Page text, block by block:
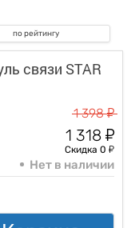
по рейтингу
связи STAR
1 398у
1 318 у
Скидка 0 у
Нет в наличии